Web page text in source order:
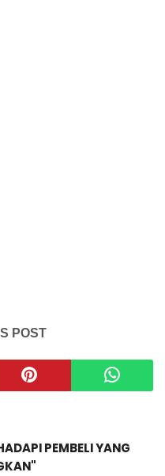
POST
PEMBELI YANG